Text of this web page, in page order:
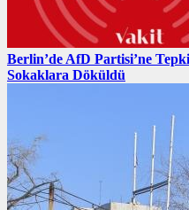
Berlin’de AfD Partisi’ne
Sokaklara Döküldü